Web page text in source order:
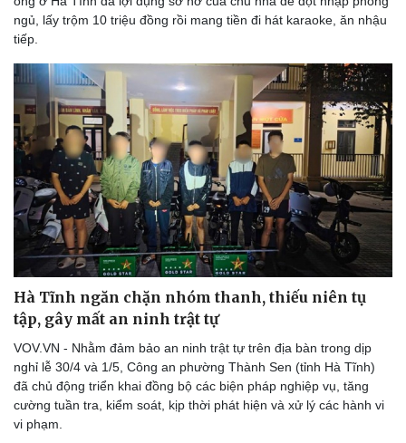
ngủ, lấy trộm 10 triệu đồng rồi mang tiền đi hát karaoke, ăn nhậu
tiếp.
Hà Tĩnh ngăn chặn nhóm thanh, thiếu niên tụ
tập, gây mất an ninh trật tự
VOV.VN - Nhằm đảm bảo an ninh trật tự trên địa bàn trong dịp
nghỉ lễ 30/4 và 1/5, Công an phường Thành Sen (tỉnh Hà Tĩnh)
đã chủ động triển khai đồng bộ các biện pháp nghiệp vụ, tăng
cường tuần tra, kiểm soát, kịp thời phát hiện và xử lý các hành vi
vi phạm.